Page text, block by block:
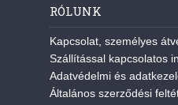
RÓLUNK
Kapcsolat, személyes
Szállítással kapcsolatos
Adatvédelmi és
Általános szerződési